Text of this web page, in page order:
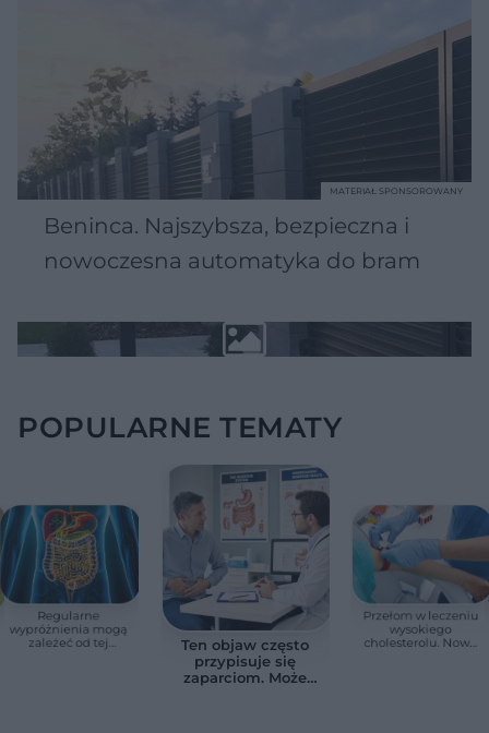
Beninca. Najszybsza, bezpieczna i
nowoczesna automatyka do bram
MATERIAŁ SPONSOROWANY
POPULARNE TEMATY
Regularne
wypróżnienia mogą
zależeć od tej
Ten objaw często
przypisuje się
zaparciom. Może
Przełom w leczeniu
wysokiego
cholesterolu. Nowa